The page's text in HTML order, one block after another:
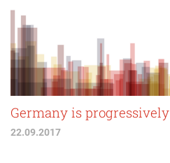
Germany is
22.09.2017